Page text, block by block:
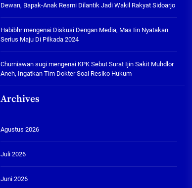
Dewan, Bapak-Anak Resmi Dilantik Jadi Wakil Rakyat Sidoarjo
Habibhrmengenai Diskusi Dengan Media, Mas Iin Nyatakan
Serius Maju Di Pilkada 2024
Churniawan sugimengenai KPK Sebut Surat Ijin Sakit Muhdlor
Aneh, Ingatkan Tim Dokter Soal Resiko Hukum
Archives
Agustus 2026
Juli 2026
Juni 2026